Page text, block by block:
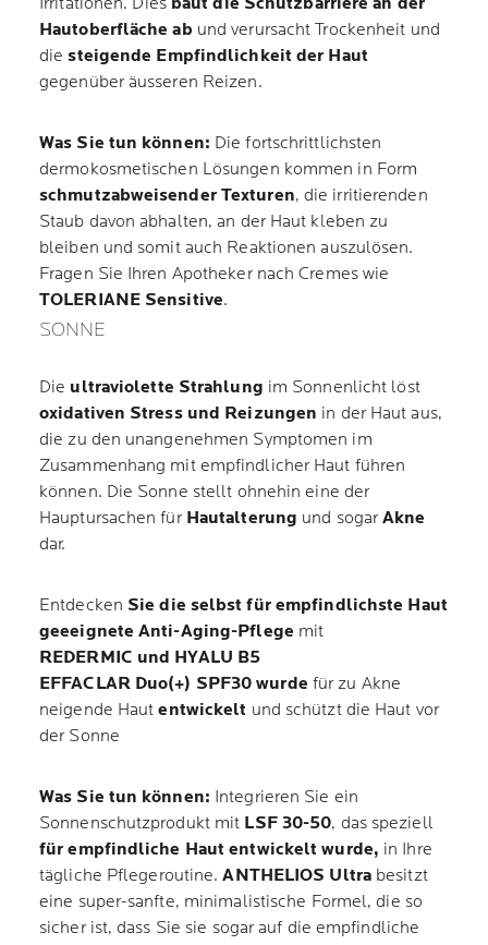
Hautoberfläche ab und verursacht Trockenheit und
die steigende Empfindlichkeit der Haut
gegenüber äusseren Reizen.
Was Sie tun können: Die fortschrittlichsten
dermokosmetischen Lösungen kommen in Form
schmutzabweisender Texturen, die irritierenden
Staub davon abhalten, an der Haut kleben zu
bleiben und somit auch Reaktionen auszulösen.
Fragen Sie Ihren Apotheker nach Cremes wie
TOLERIANE Sensitive.
SONNE
Die ultraviolette Strahlung im Sonnenlicht löst
oxidativen Stress und Reizungen in der Haut aus,
die zu den unangenehmen Symptomen im
Zusammenhang mit empfindlicher Haut führen
können. Die Sonne stellt ohnehin eine der
Hauptursachen für Hautalterung und sogarAkne
dar.
Entdecken Sie die selbst für empfindlichste Haut
geeeignete Anti-Aging-Pflege mit
REDERMIC und HYALU B5
EFFACLAR Duo(+) SPF30 wurde für zu Akne
neigende Hautentwickelt und schützt die Haut vor
der Sonne
Was Sie tun können: Integrieren Sie ein
Sonnenschutzprodukt mit LSF 30-50, das speziell
für empfindliche Haut entwickelt wurde, in Ihre
tägliche Pflegeroutine.ANTHELIOS Ultrabesitzt
eine super-sanfte, minimalistische Formel, die so
sicher ist, dass Sie sie sogar auf die empfindliche